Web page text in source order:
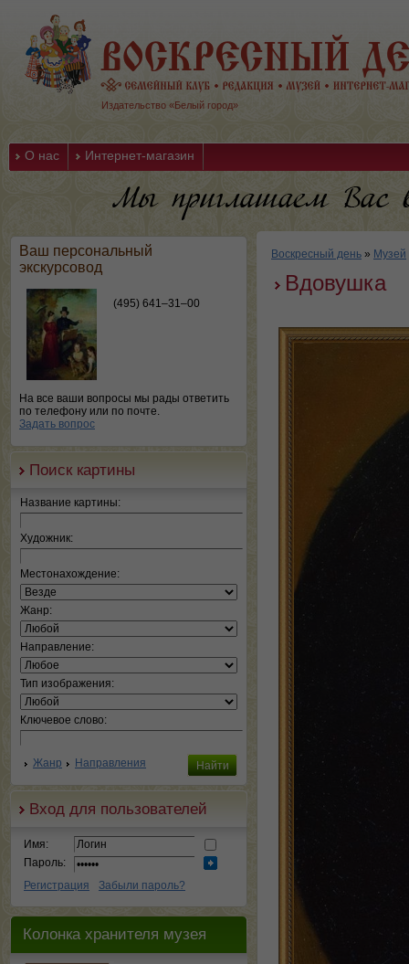
Издательство «Белый город»
О нас Интернет-магазин
Ваш персональный
экскурсовод
(495) 641–31–00
На все ваши вопросы мы рады ответить
по телефону или по почте.
Задать вопрос
Поиск картины
Название картины:
Художник:
Местонахождение:
Жанр:
Направление:
Тип изображения:
Ключевое слово:
Жанр Направления
Вход для пользователей
Имя:
Пароль:
Регистрация
Забыли пароль?
Колонка хранителя музея
Воскресный день » Музей
Вдовушка